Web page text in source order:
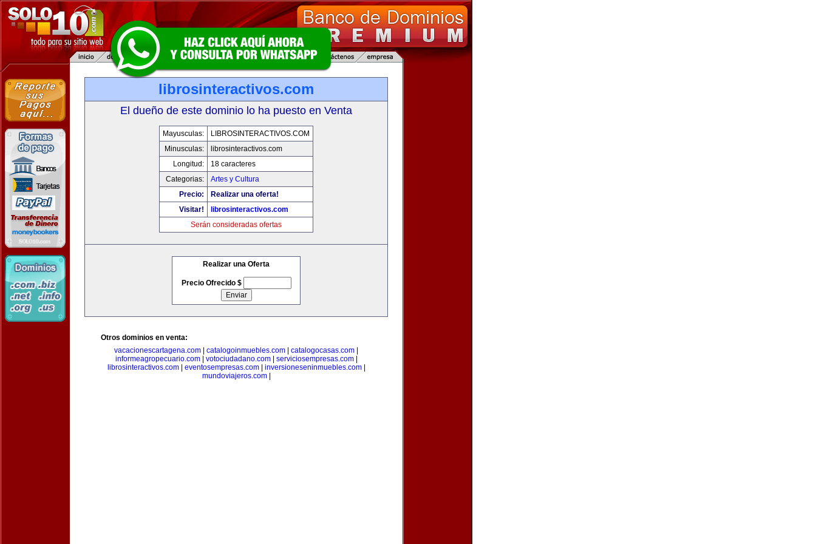
librosinteractivos.com
El dueño de este dominio lo ha puesto en Venta
Mayusculas:
LIBROSINTERACTIVOS.COM
Minusculas:
librosinteractivos.com
Longitud:
18 caracteres
Categorias:
Artes y Cultura
Precio:
Realizar una oferta!
Visitar!
librosinteractivos.com
Serán consideradas ofertas
Realizar una Oferta
Precio Ofrecido $
Otros dominios en venta:
vacacionescartagena.com
catalogoinmuebles.com catalogocasas.com
informeagropecuario.com| votociudadano.com| serviciosempresas.com|
librosinteractivos.com| eventosempresas.com| inversioneseninmuebles.com|
mundoviajeros.com|